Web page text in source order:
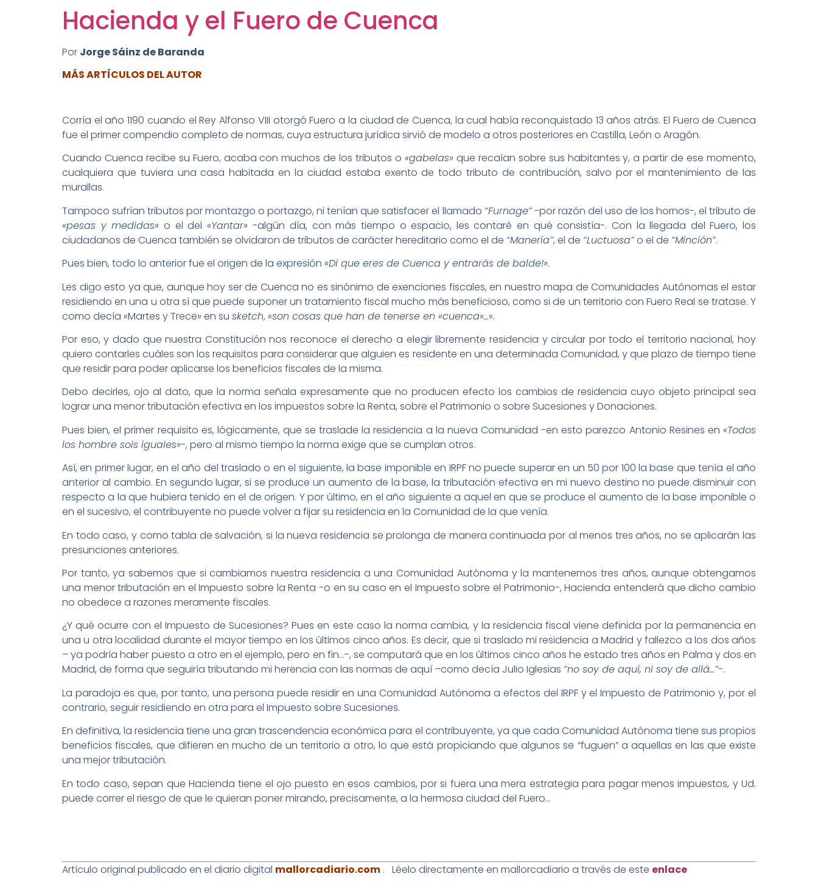
Hacienda y el Fuero de Cuenca
Por Jorge Sáinz de Baranda
MÁS ARTÍCULOS DEL AUTOR
Corría el año 1190 cuando el Rey Alfonso VIII otorgó Fuero a la ciudad de Cuenca, la cual había reconquistado 13 años atrás. El Fuero de Cuenca
fue el primer compendio completo de normas, cuya estructura jurídica sirvió de modelo a otros posteriores en Castilla, León o Aragón.
Cuando Cuenca recibe su Fuero, acaba con muchos de los tributos o «gabelas» que recaían sobre sus habitantes y, a partir de ese momento,
cualquiera que tuviera una casa habitada en la ciudad estaba exento de todo tributo de contribución, salvo por el mantenimiento de las
murallas.
Tampoco sufrían tributos por montazgo o portazgo, ni tenían que satisfacer el llamado “Furnage”-por razón del uso de los hornos-, el tributo de
«pesas y medidas» o el del «Yantar»-algún día, con más tiempo o espacio, les contaré en qué consistía-. Con la llegada del Fuero, los
ciudadanos de Cuenca también se olvidaron de tributos de carácter hereditario como el de “Manería”, el de “Luctuosa”o el de “Minción”.
Pues bien, todo lo anterior fue el origen de la expresión «Di que eres de Cuenca y entrarás de balde!».
Les digo esto ya que, aunque hoy ser de Cuenca no es sinónimo de exenciones fiscales, en nuestro mapa de Comunidades Autónomas el estar
residiendo en una u otra sí que puede suponer un tratamiento fiscal mucho más beneficioso, como si de un territorio con Fuero Real se tratase. Y
como decía «Martes y Trece» en su sketch, «son cosas que han de tenerse en «cuenca»…«.
Por eso, y dado que nuestra Constitución nos reconoce el derecho a elegir libremente residencia y circular por todo el territorio nacional, hoy
quiero contarles cuáles son los requisitos para considerar que alguien es residente en una determinada Comunidad, y que plazo de tiempo tiene
que residir para poder aplicarse los beneficios fiscales de la misma.
Debo decirles, ojo al dato, que la norma señala expresamente que no producen efecto los cambios de residencia cuyo objeto principal sea
lograr una menor tributación efectiva en los impuestos sobre la Renta, sobre el Patrimonio o sobre Sucesiones y Donaciones.
Pues bien, el primer requisito es, lógicamente, que se traslade la residencia a la nueva Comunidad -en esto parezco Antonio Resines en «Todos
los hombre sois iguales»-, pero al mismo tiempo la norma exige que se cumplan otros.
Así, en primer lugar, en el año del traslado o en el siguiente, la base imponible en IRPF no puede superar en un 50 por 100 la base que tenía el año
anterior al cambio. En segundo lugar, si se produce un aumento de la base, la tributación efectiva en mi nuevo destino no puede disminuir con
respecto a la que hubiera tenido en el de origen. Y por último, en el año siguiente a aquel en que se produce el aumento de la base imponible o
en el sucesivo, el contribuyente no puede volver a fijar su residencia en la Comunidad de la que venía.
En todo caso, y como tabla de salvación, si la nueva residencia se prolonga de manera continuada por al menos tres años, no se aplicarán las
presunciones anteriores.
Por tanto, ya sabemos que si cambiamos nuestra residencia a una Comunidad Autónoma y la mantenemos tres años, aunque obtengamos
una menor tributación en el Impuesto sobre la Renta -o en su caso en el Impuesto sobre el Patrimonio-, Hacienda entenderá que dicho cambio
no obedece a razones meramente fiscales.
¿Y qué ocurre con el Impuesto de Sucesiones? Pues en este caso la norma cambia, y la residencia fiscal viene definida por la permanencia en
una u otra localidad durante el mayor tiempo en los últimos cinco años. Es decir, que si traslado mi residencia a Madrid y fallezco a los dos años
– ya podría haber puesto a otro en el ejemplo, pero en fin…-, se computará que en los últimos cinco años he estado tres años en Palma y dos en
Madrid, de forma que seguiría tributando mi herencia con las normas de aquí –como decía Julio Iglesias “no soy de aquí, ni soy de allá…”-.
La paradoja es que, por tanto, una persona puede residir en una Comunidad Autónoma a efectos del IRPF y el Impuesto de Patrimonio y, por el
contrario, seguir residiendo en otra para el Impuesto sobre Sucesiones.
En definitiva, la residencia tiene una gran trascendencia económica para el contribuyente, ya que cada Comunidad Autónoma tiene sus propios
beneficios fiscales, que difieren en mucho de un territorio a otro, lo que está propiciando que algunos se “fuguen” a aquellas en las que existe
una mejor tributación.
En todo caso, sepan que Hacienda tiene el ojo puesto en esos cambios, por si fuera una mera estrategia para pagar menos impuestos, y Ud.
puede correr el riesgo de que le quieran poner mirando, precisamente, a la hermosa ciudad del Fuero…
Artículo original publicado en el diario digital mallorcadiario.com . Léelo directamente en mallorcadiario a través de este enlace